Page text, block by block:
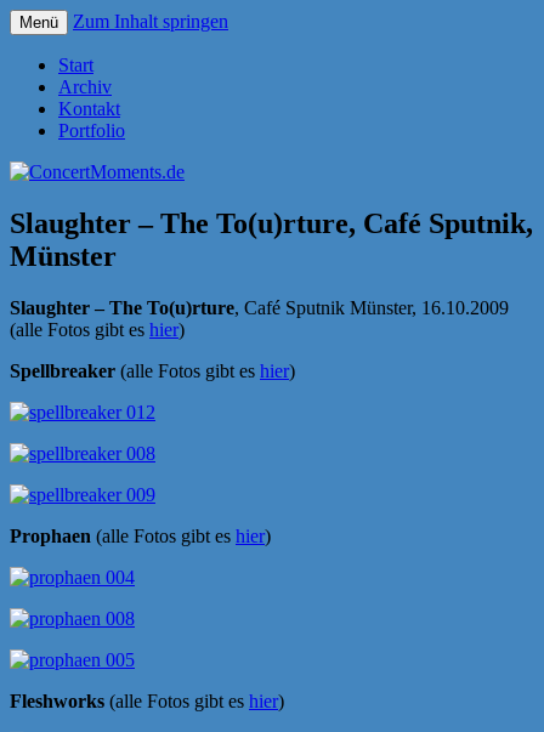
ConcertMoments.de
Menü Zum Inhalt springen
Start
Archiv
Kontakt
Portfolio
Slaughter – The To(u)rture, Café Sputnik,
Münster
Slaughter – The To(u)rture, Café Sputnik Münster, 16.10.2009
(alle Fotos gibt es hier)
Spellbreaker (alle Fotos gibt es hier)
Prophaen (alle Fotos gibt es hier)
Fleshworks (alle Fotos gibt es hier)